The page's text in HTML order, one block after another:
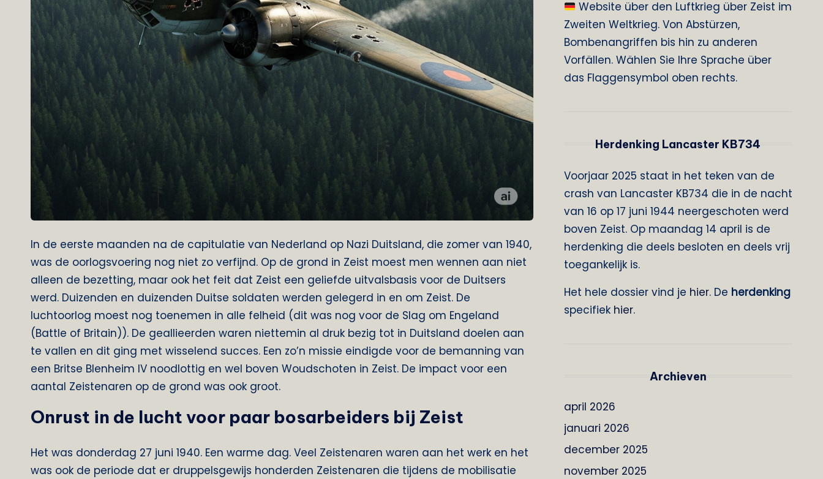
In de eerste maanden na de capitulatie van Nederland op Nazi Duitsland, die zomer van 1940,
was de oorlogsvoering nog niet zo verfijnd. Op de grond in Zeist moest men wennen aan niet
alleen de bezetting, maar ook het feit dat Zeist een geliefde uitvalsbasis voor de Duitsers
werd. Duizenden en duizenden Duitse soldaten werden gelegerd in en om Zeist. De
luchtoorlog moest nog toenemen in alle felheid (dit was nog voor de Slag om Engeland
(Battle of Britain)). De geallieerden waren niettemin al druk bezig tot in Duitsland doelen aan
te vallen en dit ging met wisselend succes. Een zo’n missie eindigde voor de bemanning van
een Britse Blenheim IV noodlottig en wel boven Woudschoten in Zeist. De impact voor een
aantal Zeistenaren op de grond was ook groot.
Onrust in de lucht voor paar bosarbeiders bij Zeist
Het was donderdag 27 juni 1940. Een warme dag. Veel Zeistenaren waren aan het werk en het
was ook de periode dat er druppelsgewijs honderden Zeistenaren die tijdens de mobilisatie
Website über den Luftkrieg über Zeist im
Zweiten Weltkrieg. Von Abstürzen,
Bombenangriffen bis hin zu anderen
Vorfällen. Wählen Sie Ihre Sprache über
das Flaggensymbol oben rechts.
Herdenking Lancaster KB734
Voorjaar 2025 staat in het teken van de
crash van Lancaster KB734 die in de nacht
van 16 op 17 juni 1944 neergeschoten werd
boven Zeist. Op maandag 14 april is de
herdenking die deels besloten en deels vrij
toegankelijk is.
Het hele dossier vind je hier. De herdenking
specifiek hier.
Archieven
april 2026
januari 2026
december 2025
november 2025